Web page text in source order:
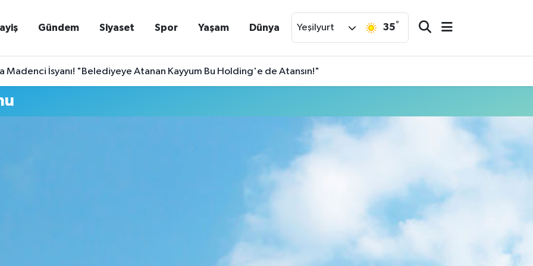
Gündem Siyaset Spor Yaşam Dünya Yeşilyurt 35°
Madenci İsyanı! "Belediyeye Atanan Kayyum Bu Holding'e de Atansın!"